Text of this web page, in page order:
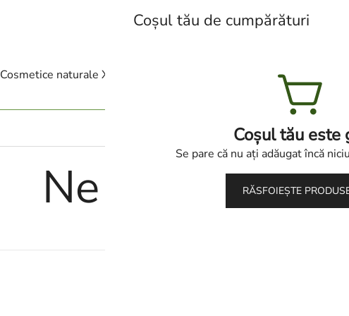
Coșul tău de cumpărături
Coșul tău este
Se pare că nu ați adăugat încă
RĂSFOIEȘTE
Cosmetice naturale Xiaomoxuan Blog
Ne confirmată